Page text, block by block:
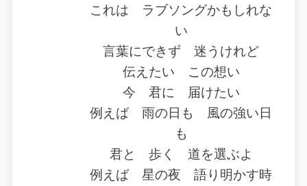
これは ラブソングかもしれな
い
言葉にできず 迷うけれど
伝えたい この想い
今 君に 届けたい
例えば 雨の日も 風の強い日
も
君と 歩く 道を選ぶよ
例えば 星の夜 語り明かす時